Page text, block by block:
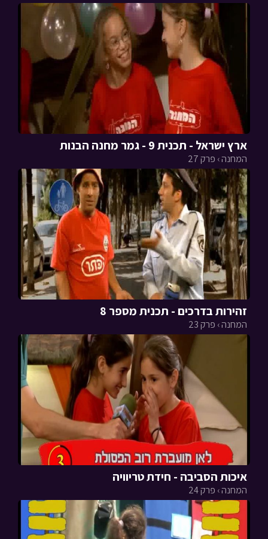
ארץ ישראל - תכנית 9 - גמר מחנה הבנות
המחנה › פרק 27
זהירות בדרכים - תכנית מספר 8
המחנה › פרק 23
איכות הסביבה - חידת טריוויה
המחנה › פרק 24